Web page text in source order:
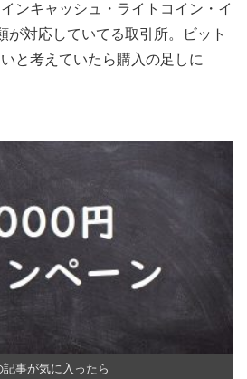
ンキャッシュ・ライトコイン・イ
が対応していてる取引所。ビット
と考えていたら購入の足しに
記事が気に入ったら